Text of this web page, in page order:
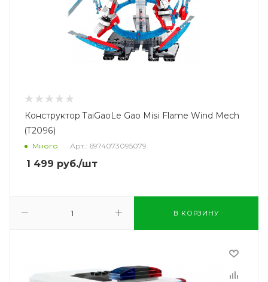
Конструктор TaiGaoLe Gao Misi Flame Wind Mech
(T2096)
Много Арт.: 6974073095079
1 499 руб./шт
В КОРЗИНУ